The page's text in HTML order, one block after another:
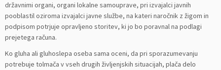
državnimi organi, organi lokalne samouprave, pri izvajalci javnih
pooblastil oziroma izvajalci javne službe, na kateri naročnik z žigom in
podpisom potrjuje opravljeno storitev, ki jo bo poravnal na podlagi
prejetega računa.
Ko gluha ali gluhoslepa oseba sama oceni, da pri sporazumevanju
potrebuje tolmača v vseh drugih življenjskih situacijah, plača delo